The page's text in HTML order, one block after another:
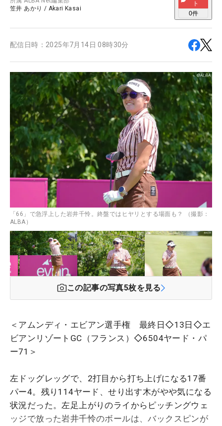
笠井 あかり / Akari Kasai
ト
0件
配信日時： 2025年7月14日 08時30分
「66」で急浮上した岩井千怜。終盤ではヒヤリとする場面も？ （撮影：
ALBA）
この記事の写真5枚を見る
＜アムンディ・エビアン選手権 最終日◇13日◇エ
ビアンリゾートGC（フランス）◇6504ヤード・パ
ー71＞
左ドッグレッグで、2打目から打ち上げになる17番
パー4。残り114ヤード、せり出す木がやや気になる
状況だった。左足上がりのライからピッチングウェ
ッジで放った岩井千怜のボールは、バックスピンが